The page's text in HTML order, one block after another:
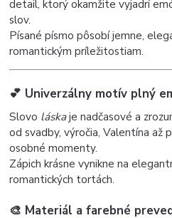
detail, ktorý okamžite vyjadrí
slov.
Písané písmo pôsobí jemne,
romantickým príležitostiam.
💕 Univerzálny motív plný
Slovo láskaje nadčasové a
od svadby, výročia, Valentína až
osobné momenty.
Zápich krásne vynikne na
romantických tortách.
🎨 Materiál a farebné